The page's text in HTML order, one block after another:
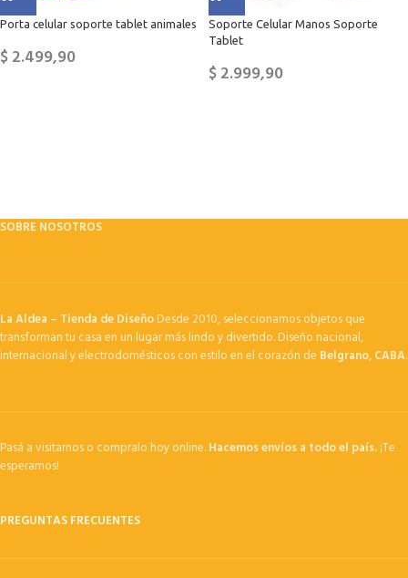
Porta celular soporte tablet animales
$2.499,90
Soporte Celular Manos Soporte
Tablet
$2.999,90
SOBRE NOSOTROS
La Aldea – Tienda de DiseñoDesde 2010, seleccionamos objetos que
transforman tu casa en un lugar más lindo y divertido. Diseño nacional,
internacional y electrodomésticos con estilo en el corazón de Belgrano, CABA.
Pasá a visitarnos o compralo hoy online.Hacemos envíos a todo el país.¡Te
esperamos!
PREGUNTAS FRECUENTES